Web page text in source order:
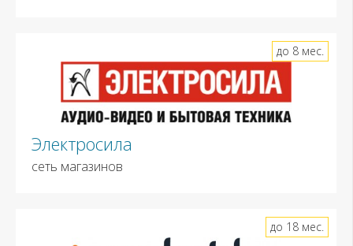
Электросила
сеть магазинов
до 8 мес.
до 18 мес.